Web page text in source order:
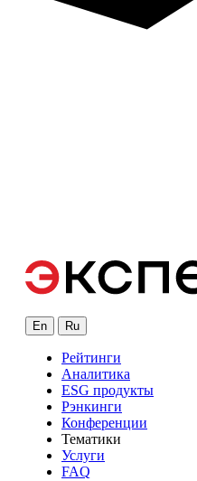
En Ru
Рейтинги
Аналитика
ESG продукты
Рэнкинги
Конференции
Тематики
Услуги
FAQ